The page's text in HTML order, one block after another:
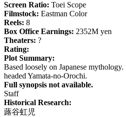
Screen Ratio: Toei Scope
Filmstock: Eastman Color
Reels: 8
Box Office Earnings: 2352M yen
Theaters: ?
Rating:
Plot Summary:
Based loosely on Japanese
headed Yamata-no-Orochi.
Full synopsis not available.
Staff
Historical Research:
蕗谷虹児